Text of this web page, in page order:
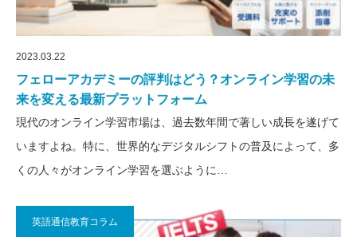
2023.03.22
フェローアカデミーの評判はどう？オンライン学習の未
来を変える最新プラットフォーム
現代のオンライン学習市場は、過去数年間で著しい成長を遂げて
いますよね。特に、世界的なデジタルシフトの普及によって、多
くの人々がオンライン学習を選ぶように…
英語通信教育コラム